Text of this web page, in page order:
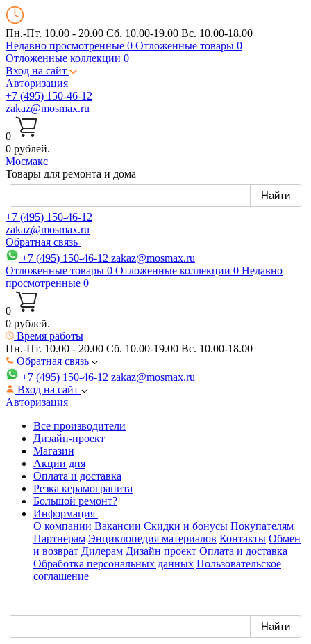
Пн.-Пт. 10.00 - 20.00 Сб. 10.00-19.00 Вс. 10.00-18.00
Недавно просмотренные 0 Отложенные товары 0
Отложенные коллекции 0
Вход на сайт
Авторизация
+7 (495) 150-46-12
zakaz@mosmax.ru
0
0 рублей.
Мосмакс
Товары для ремонта и дома
+7 (495) 150-46-12
zakaz@mosmax.ru
Обратная связь
+7 (495) 150-46-12 zakaz@mosmax.ru
Отложенные товары 0 Отложенные коллекции 0 Недавно
просмотренные 0
0
0 рублей.
Время работы
Пн.-Пт. 10.00 - 20.00 Сб. 10.00-19.00 Вс. 10.00-18.00
Обратная связь
+7 (495) 150-46-12 zakaz@mosmax.ru
Вход на сайт
Авторизация
Все производители
Дизайн-проект
Магазин
Акции дня
Оплата и доставка
Резка керамогранита
Большой ремонт?
Информация
О компании Вакансии Скидки и бонусы Покупателям
Партнерам Энциклопедия материалов Контакты Обмен
и возврат Дилерам Дизайн проект Оплата и доставка
Обработка персональных данных Пользовательское
соглашение